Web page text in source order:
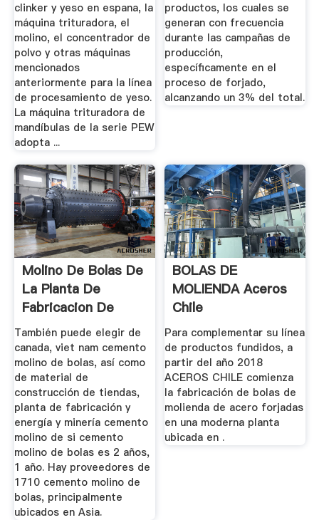
clinker y yeso en espana, la
máquina trituradora, el
molino, el concentrador de
polvo y otras máquinas
mencionados
anteriormente para la línea
de procesamiento de yeso.
La máquina trituradora de
mandíbulas de la serie PEW
adopta ...
productos, los cuales se
generan con frecuencia
durante las campañas de
producción,
específicamente en el
proceso de forjado,
alcanzando un 3% del total.
Molino De Bolas De
La Planta De
Fabricacion De
Paletas
También puede elegir de
canada, viet nam cemento
molino de bolas, así como
de material de
construcción de tiendas,
planta de fabricación y
energía y minería cemento
molino de si cemento
molino de bolas es 2 años,
1 año. Hay proveedores de
1710 cemento molino de
bolas, principalmente
ubicados en Asia.
BOLAS DE
MOLIENDA Aceros
Chile
Para complementar su línea
de productos fundidos, a
partir del año 2018
ACEROS CHILE comienza
la fabricación de bolas de
molienda de acero forjadas
en una moderna planta
ubicada en .